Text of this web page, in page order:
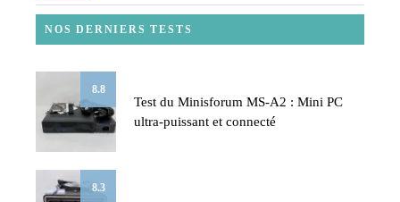
NOS DERNIERS TESTS
8.8
Test du Minisforum MS-A2 : Mini PC
ultra-puissant et connecté
8.3